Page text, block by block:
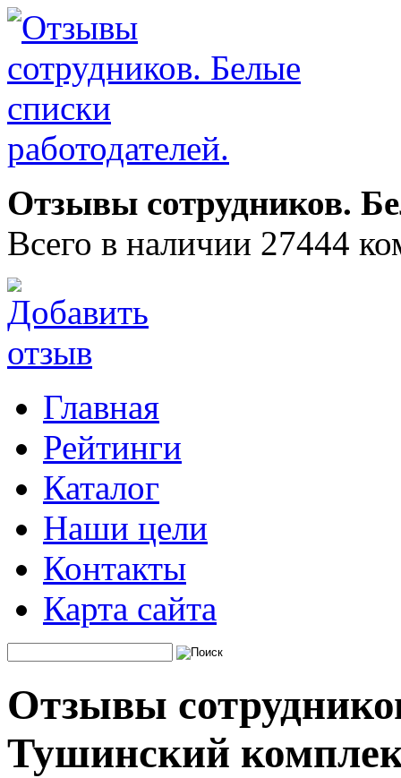
Отзывы сотрудников.
Всего в наличии 27444
Главная
Рейтинги
Каталог
Наши цели
Контакты
Карта сайта
Отзывы
Тушинский